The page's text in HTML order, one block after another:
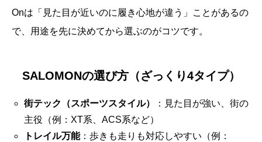
Onは「見た目が近いのに履き心地が違う」ことがあるの
で、用途を先に決めてから選ぶのがコツです。
SALOMONの選び方（ざっくり4タイプ）
街テック（スポーツスタイル）
：見た目が強い、街の
主役（例：XT系、ACS系など）
トレイル万能：歩きも走りも対応しやすい（例：